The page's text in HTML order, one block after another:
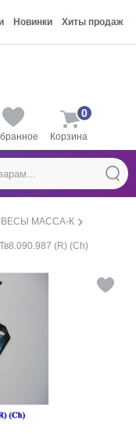
Новинки Хиты продаж
Корзина
0
МАССА-К
(R) (Ch)